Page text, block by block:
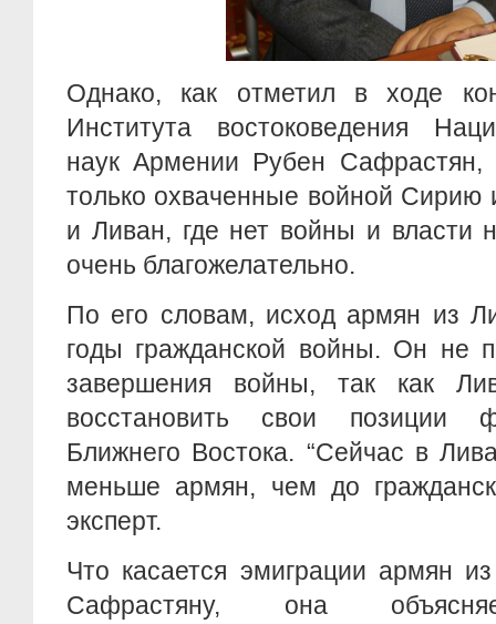
Однако, как отметил в ходе
Института востоковедения
наук Армении Рубен Сафрастян,
только охваченные войной
и Ливан, где нет войны и власти
очень благожелательно.
По его словам, исход армян из
годы гражданской войны. Он не
завершения войны, так как
восстановить свои позиции
Ближнего Востока. “Сейчас в
меньше армян, чем до
эксперт.
Что касается эмиграции армян
Сафрастяну, она